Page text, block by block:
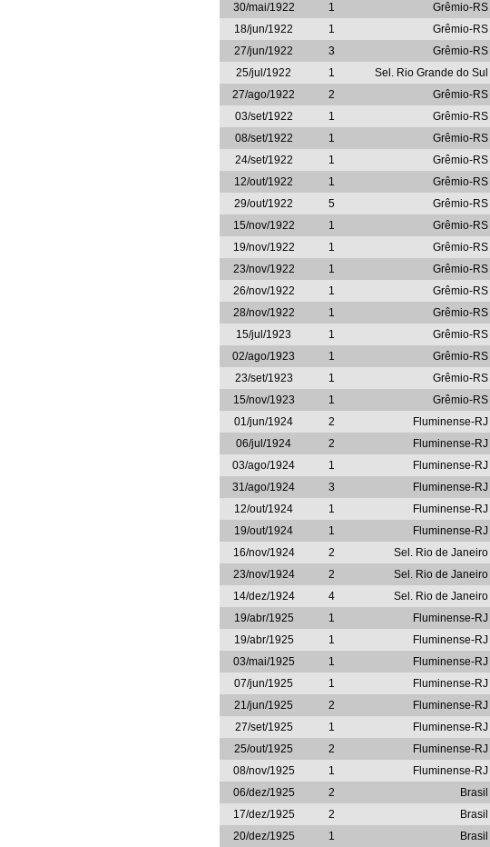
30/mai/1922
1 Grêmio-RS
18/jun/1922
1 Grêmio-RS
27/jun/1922
3 Grêmio-RS
25/jul/1922
1 Sel. Rio Grande do Sul
27/ago/1922
2 Grêmio-RS
03/set/1922
1 Grêmio-RS
08/set/1922
1 Grêmio-RS
24/set/1922
1 Grêmio-RS
12/out/1922
1 Grêmio-RS
29/out/1922
5 Grêmio-RS
15/nov/1922
1 Grêmio-RS
19/nov/1922
1 Grêmio-RS
23/nov/1922
1 Grêmio-RS
26/nov/1922
1 Grêmio-RS
28/nov/1922
1 Grêmio-RS
15/jul/1923
1 Grêmio-RS
02/ago/1923
1 Grêmio-RS
23/set/1923
1 Grêmio-RS
15/nov/1923
1 Grêmio-RS
01/jun/1924
2 Fluminense-RJ
06/jul/1924
2 Fluminense-RJ
03/ago/1924
1 Fluminense-RJ
31/ago/1924
3 Fluminense-RJ
12/out/1924
1 Fluminense-RJ
19/out/1924
1 Fluminense-RJ
16/nov/1924
2 Sel. Rio de Janeiro
23/nov/1924
2 Sel. Rio de Janeiro
14/dez/1924
4 Sel. Rio de Janeiro
19/abr/1925
1 Fluminense-RJ
19/abr/1925
1 Fluminense-RJ
03/mai/1925
1 Fluminense-RJ
07/jun/1925
1 Fluminense-RJ
21/jun/1925
2 Fluminense-RJ
27/set/1925
1 Fluminense-RJ
25/out/1925
2 Fluminense-RJ
08/nov/1925
1 Fluminense-RJ
06/dez/1925
2 Brasil
17/dez/1925
2 Brasil
20/dez/1925
1 Brasil